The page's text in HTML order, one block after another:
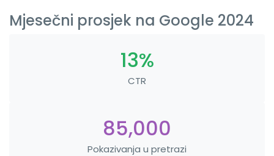
Mjesečni prosjek na Google 2024
13%
CTR
85,000
Pokazivanja u pretrazi